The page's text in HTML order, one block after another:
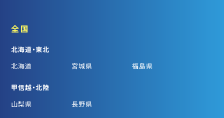
全国
北海道・東北
北海道
宮城県 福島県
甲信越・北陸
山梨県
長野県